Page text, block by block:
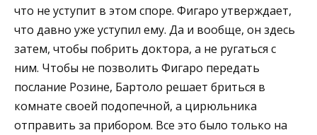
что не уступит в этом споре. Фигаро утверждает,
что давно уже уступил ему. Да и вообще, он здесь
затем, чтобы побрить доктора, а не ругаться с
ним. Чтобы не позволить Фигаро передать
послание Розине, Бартоло решает бриться в
комнате своей подопечной, а цирюльника
отправить за прибором. Все это было только на